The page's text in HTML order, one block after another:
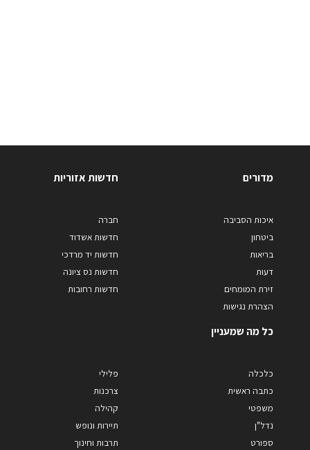
מדורים
איכות הסביבה
ביטחון
בריאות
דעות
זירת המומחים
הצהרת נגישות
חדשות אזוריות
חברה
חדשות אשדוד
חדשות יד מרדכי
חדשות נס ציונה
חדשות רחובות
כל מה שמעניין
כלכלה
כתבה ראשית
משפטי
נדל"ן
ספורט
פלילי
צרכנות
קהילה
תיירות ונופש
תרבות וחינוך